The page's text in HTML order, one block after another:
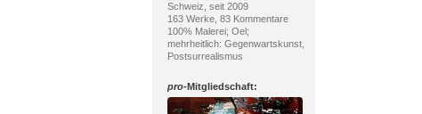
Schweiz, seit 2009
163 Werke, 83 Kommentare
100% Malerei; Oel;
mehrheitlich: Gegenwartskunst,
Postsurrealismus
pro-Mitgliedschaft: